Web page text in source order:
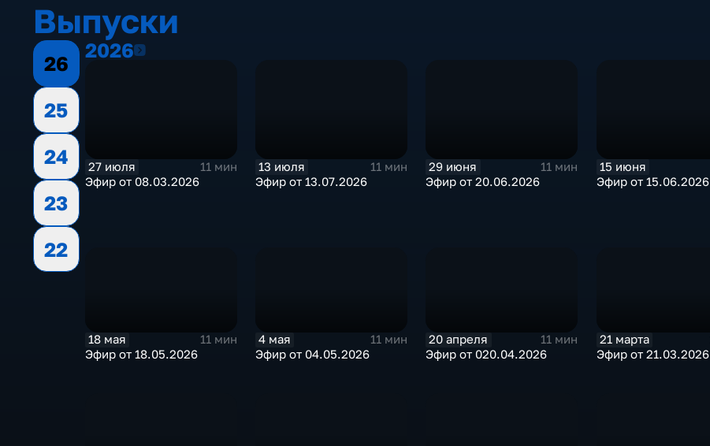
Выпуски
26
25
24
23
22
20262026
27 июля
11 мин
Эфир от 08.03.2026
13 июля
11 мин
Эфир от 13.07.2026
29 июня
11 мин
Эфир от 20.06.2026
15 июня
Эфир от 15.06.2026
18 мая
11 мин
Эфир от 18.05.2026
4 мая
11 мин
Эфир от 04.05.2026
20 апреля
11 мин
Эфир от 020.04.2026
21 марта
Эфир от 21.03.2026